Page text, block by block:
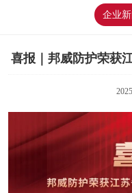
企业新
喜报｜邦威防护荣获